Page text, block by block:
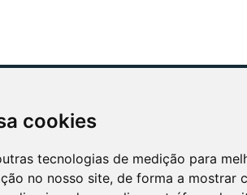
cookies
tecnologias de medição para
no nosso site, de forma a mostrar
APOIAMOS